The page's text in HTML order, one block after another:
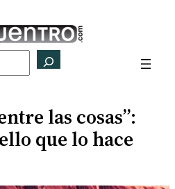
las cosas”:
que lo hace